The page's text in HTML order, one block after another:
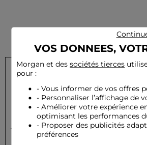
Inscrivez-vous à notre newsletter et
privilèges
Votre e-mail
VOS DONNEES,
Morgan et dessociétés tierces
pour :
- Vous informer de vos offres
- Personnaliser l’affichage de
- Améliorer votre expérience
optimisant les performances
- Proposer des publicités
préférences